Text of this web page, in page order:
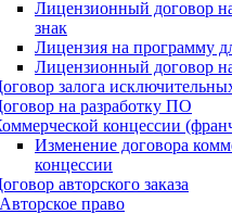
Лицензионный договор
знак
Лицензия на программу
Лицензионный договор
залога
на разработку ПО
концессии
Изменение договора
концессии
авторского заказа
Авторское право